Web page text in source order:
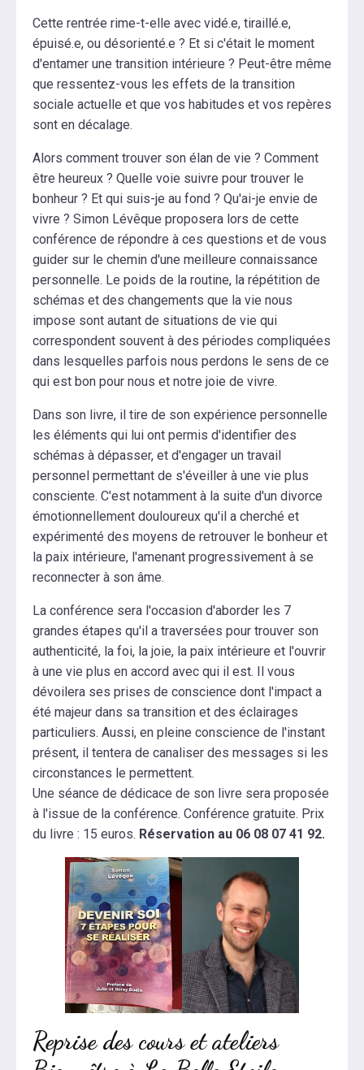
Cette rentrée rime-t-elle avec vidé.e, tiraillé.e,
épuisé.e, ou désorienté.e ? Et si c'était le moment
d'entamer une transition intérieure ? Peut-être même
que ressentez-vous les effets de la transition
sociale actuelle et que vos habitudes et vos repères
sont en décalage.
Alors comment trouver son élan de vie ? Comment
être heureux ? Quelle voie suivre pour trouver le
bonheur ? Et qui suis-je au fond ? Qu'ai-je envie de
vivre ? Simon Lévêque proposera lors de cette
conférence de répondre à ces questions et de vous
guider sur le chemin d'une meilleure connaissance
personnelle. Le poids de la routine, la répétition de
schémas et des changements que la vie nous
impose sont autant de situations de vie qui
correspondent souvent à des périodes compliquées
dans lesquelles parfois nous perdons le sens de ce
qui est bon pour nous et notre joie de vivre.
Dans son livre, il tire de son expérience personnelle
les éléments qui lui ont permis d'identifier des
schémas à dépasser, et d'engager un travail
personnel permettant de s'éveiller à une vie plus
consciente. C'est notamment à la suite d'un divorce
émotionnellement douloureux qu'il a cherché et
expérimenté des moyens de retrouver le bonheur et
la paix intérieure, l'amenant progressivement à se
reconnecter à son âme.
La conférence sera l'occasion d'aborder les 7
grandes étapes qu'il a traversées pour trouver son
authenticité, la foi, la joie, la paix intérieure et l'ouvrir
à une vie plus en accord avec qui il est. Il vous
dévoilera ses prises de conscience dont l'impact a
été majeur dans sa transition et des éclairages
particuliers. Aussi, en pleine conscience de l'instant
présent, il tentera de canaliser des messages si les
circonstances le permettent.
Une séance de dédicace de son livre sera proposée
à l'issue de la conférence. Conférence gratuite. Prix
du livre : 15 euros. Réservation au 06 08 07 41 92.
Reprise des cours et ateliers